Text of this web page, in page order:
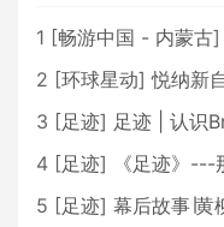
1 [畅游中国 - 内蒙古]
2 [环球星动] 悦纳新
3 [足迹] 足迹 | 认识
4 [足迹]
《足迹》
5 [足迹] 幕后故事∣黄